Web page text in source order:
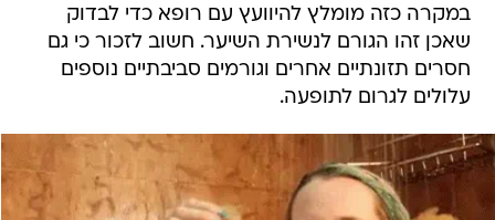
במקרה כזה מומלץ להיוועץ עם רופא כדי לבדוק
שאכן זהו הגורם לנשירת השיער. חשוב לזכור כי גם
חסרים תזונתיים אחרים וגורמים סביבתיים נוספים
עלולים לגרום לתופעה.